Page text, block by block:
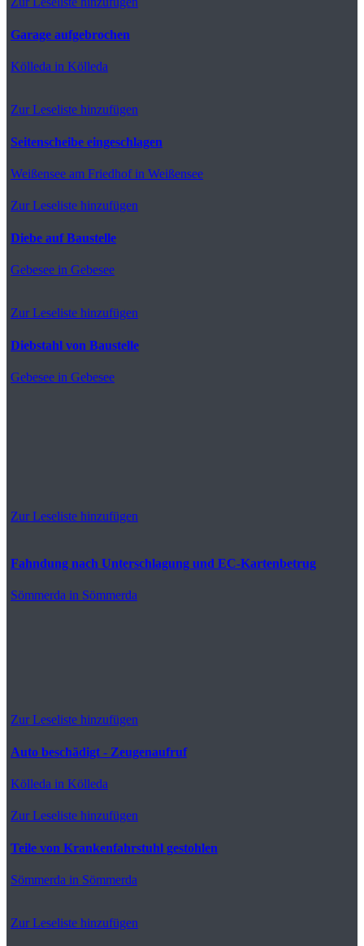
Garage aufgebrochen
Kölleda in Kölleda
Zur Leseliste hinzufügen
Seitenscheibe eingeschlagen
Weißensee am Friedhof in Weißensee
Zur Leseliste hinzufügen
Diebe auf Baustelle
Gebesee in Gebesee
Zur Leseliste hinzufügen
Diebstahl von Baustelle
Gebesee in Gebesee
Zur Leseliste hinzufügen
Fahndung nach Unterschlagung und EC-Kartenbetrug
Sömmerda in Sömmerda
Zur Leseliste hinzufügen
Auto beschädigt - Zeugenaufruf
Kölleda in Kölleda
Zur Leseliste hinzufügen
Teile von Krankenfahrstuhl gestohlen
Sömmerda in Sömmerda
Zur Leseliste hinzufügen